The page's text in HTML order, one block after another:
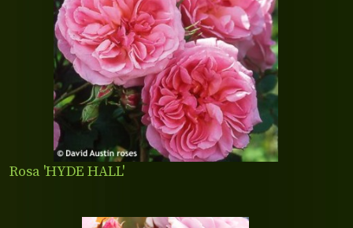
Rosa 'HYDE HALL'